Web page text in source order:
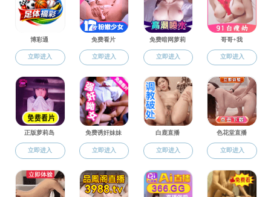
思政建设
组织机构
党建动态
党务材料
党员积分管理